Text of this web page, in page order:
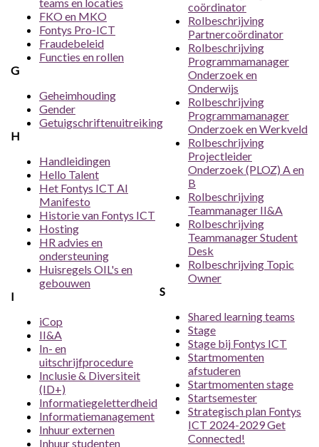
FKO en MKO
Fontys Pro-ICT
Fraudebeleid
Functies en rollen
G
Geheimhouding
Gender
Getuigschriftenuitreiking
H
Handleidingen
Hello Talent
Het Fontys ICT AI
Manifesto
Historie van Fontys ICT
Hosting
HR advies en
ondersteuning
Huisregels OIL's en
gebouwen
I
iCop
II&A
In- en
uitschrijfprocedure
Inclusie & Diversiteit
(ID+)
Informatiegeletterdheid
Informatiemanagement
Inhuur externen
Inhuur studenten
coördinator
Rolbeschrijving
Partnercoördinator
Rolbeschrijving
Programmamanager
Onderzoek en
Onderwijs
Rolbeschrijving
Programmamanager
Onderzoek en Werkveld
Rolbeschrijving
Projectleider
Onderzoek (PLOZ) A en
B
Rolbeschrijving
Teammanager II&A
Rolbeschrijving
Teammanager Student
Desk
Rolbeschrijving Topic
Owner
S
Shared learning teams
Stage
Stage bij Fontys ICT
Startmomenten
afstuderen
Startmomenten stage
Startsemester
Strategisch plan Fontys
ICT 2024-2029 Get
Connected!